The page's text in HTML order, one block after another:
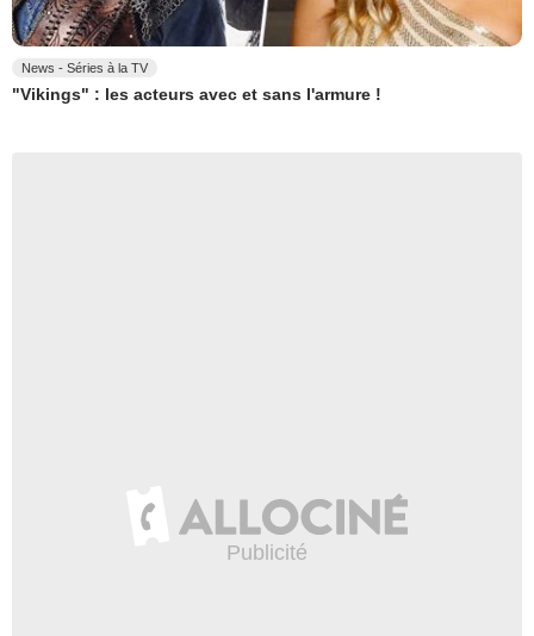
News - Séries à la TV
"Vikings" : les acteurs avec et sans l'armure !